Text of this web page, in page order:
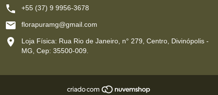
+55 (37) 9 9956-3678
florapuramg@gmail.com
Loja Física: Rua Rio de Janeiro, n° 279, Centro, Divinópolis -
MG, Cep: 35500-009.